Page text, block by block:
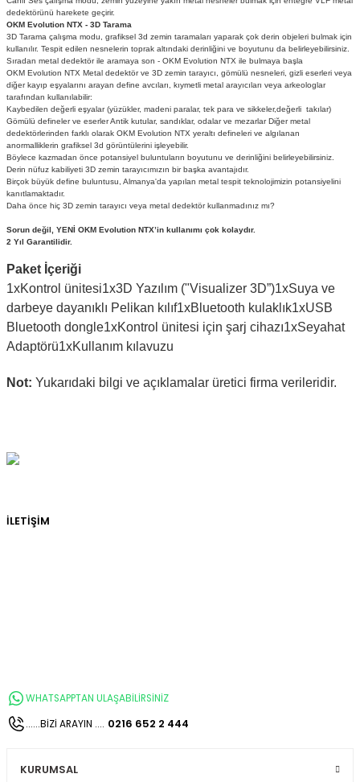
dedektörünü harekete geçirir.
OKM Evolution NTX - 3D Tarama
3D Tarama çalışma modu, grafiksel 3d zemin taramaları yaparak çok derin objeleri bulmak için
kullanılır. Tespit edilen nesnelerin toprak altındaki derinliğini ve boyutunu da belirleyebilirsiniz.
Sıradan metal dedektör ile aramaya son - OKM Evolution NTX ile bulmaya başla
OKM Evolution NTX Metal dedektör ve 3D zemin tarayıcı, gömülü nesneleri, gizli eserleri veya
diğer kayıp eşyalarını arayan define avcıları, kıymetli metal arayıcıları veya arkeologlar
tarafından kullanılabilir:
Kaybedilen değerli eşyalar (yüzükler, madeni paralar, tek para ve sikkeler,değerli takılar)
Gömülü defineler ve eserler Antik kutular, sandıklar, odalar ve mezarlar Diğer metal
dedektörlerinden farklı olarak OKM Evolution NTX yeraltı defineleri ve algılanan
anormalliklerin grafiksel 3d görüntülerini işleyebilir.
Böylece kazmadan önce potansiyel buluntuların boyutunu ve derinliğini belirleyebilirsiniz.
Derin nüfuz kabiliyeti 3D zemin tarayıcımızın bir başka avantajıdır.
Birçok büyük define buluntusu, Almanya'da yapılan metal tespit teknolojimizin potansiyelini
kanıtlamaktadır.
Daha önce hiç 3D zemin tarayıcı veya metal dedektör kullanmadınız mı?
Sorun değil, YENİ OKM Evolution NTX’in kullanımı çok kolaydır.
2 Yıl Garantilidir.
Paket İçeriği
1xKontrol ünitesi1x3D Yazılım ("Visualizer 3D”)1xSuya ve
darbeye dayanıklı Pelikan kılıf1xBluetooth kulaklık1xUSB
Bluetooth dongle1xKontrol ünitesi için şarj cihazı1xSeyahat
Adaptörü1xKullanım kılavuzu
Not: Yukarıdaki bilgi ve açıklamalar üretici firma verileridir.
İLETİŞİM
WHATSAPPTAN ULAŞABİLİRSİNİZ
......BİZİ ARAYIN .... 0216 652 2 444
KURUMSAL